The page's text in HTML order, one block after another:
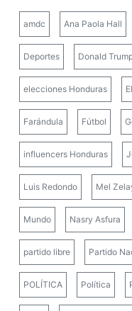
amdc Ana Paola Hall
Deportes Donald
elecciones Honduras
Farándula Fútbol
influencers Honduras
Luis Redondo Mel
Mundo Nasry Asfura
partido libre Partido
POLÍTICA Política